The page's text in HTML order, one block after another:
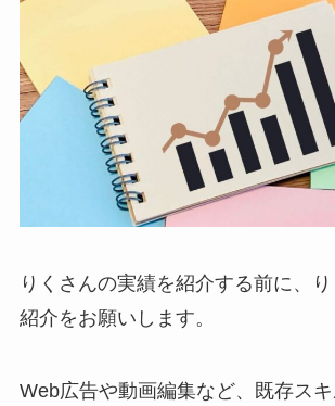
りくさんの実績を紹介する前に、
紹介をお願いします。
Web広告や動画編集など、既存ス